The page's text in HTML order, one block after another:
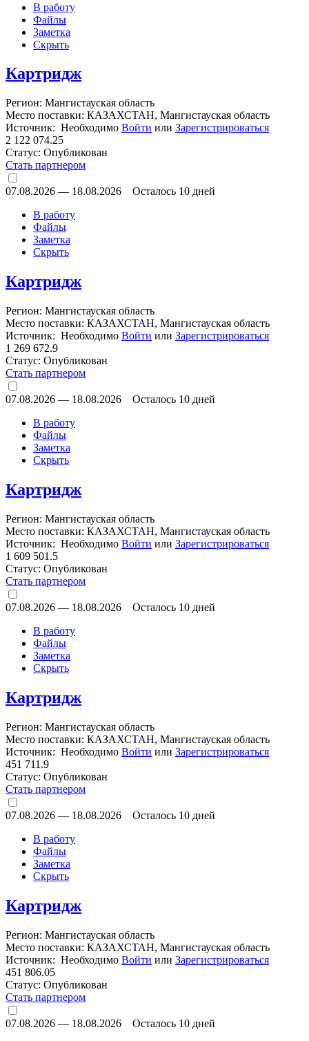
В работу
Файлы
Заметка
Скрыть
Картридж
Регион: Мангистауская область
Место поставки: КАЗАХСТАН, Мангистауская область
Источник: Необходимо Войти или Зарегистрироваться
2 122 074.25
Статус: Опубликован
Стать партнером
07.08.2026 — 18.08.2026
Осталось 10 дней
В работу
Файлы
Заметка
Скрыть
Картридж
Регион: Мангистауская область
Место поставки: КАЗАХСТАН, Мангистауская область
Источник: Необходимо Войти или Зарегистрироваться
1 269 672.9
Статус: Опубликован
Стать партнером
07.08.2026 — 18.08.2026
Осталось 10 дней
В работу
Файлы
Заметка
Скрыть
Картридж
Регион: Мангистауская область
Место поставки: КАЗАХСТАН, Мангистауская область
Источник: Необходимо Войти или Зарегистрироваться
1 609 501.5
Статус: Опубликован
Стать партнером
07.08.2026 — 18.08.2026
Осталось 10 дней
В работу
Файлы
Заметка
Скрыть
Картридж
Регион: Мангистауская область
Место поставки: КАЗАХСТАН, Мангистауская область
Источник: Необходимо Войти или Зарегистрироваться
451 711.9
Статус: Опубликован
Стать партнером
07.08.2026 — 18.08.2026
Осталось 10 дней
В работу
Файлы
Заметка
Скрыть
Картридж
Регион: Мангистауская область
Место поставки: КАЗАХСТАН, Мангистауская область
Источник: Необходимо Войти или Зарегистрироваться
451 806.05
Статус: Опубликован
Стать партнером
07.08.2026 — 18.08.2026
Осталось 10 дней